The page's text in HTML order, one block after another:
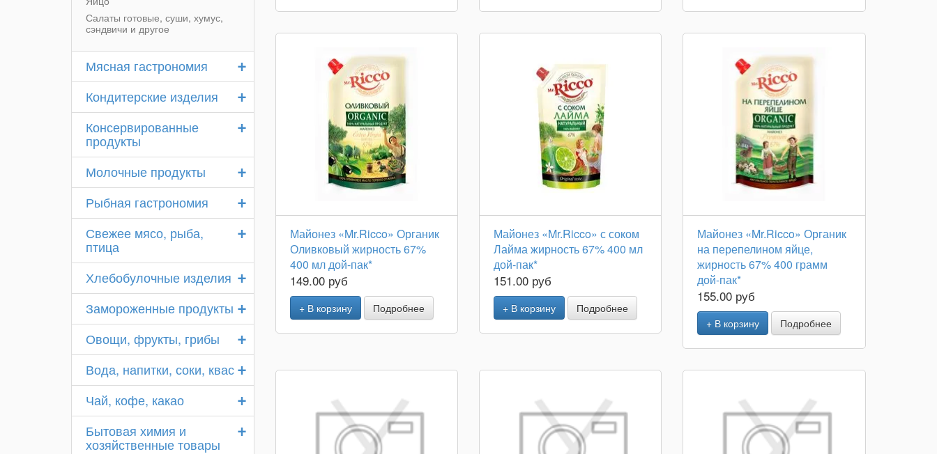
Майонез «Mr.Ricco» Органик
Оливковый жирность 67%
400 мл дой-пак*
149.00 руб
+ В корзину Подробнее
Майонез «Mr.Ricco» с соком
Лайма жирность 67% 400 мл
дой-пак*
151.00 руб
+ В корзину Подробнее
Майонез «Mr.Ricco» Органик
на перепелином яйце,
жирность 67% 400 грамм
дой-пак*
155.00 руб
+ В корзину Подробнее
Салаты готовые, суши, хумус,
сэндвичи и другое
+
Мясная гастрономия
+
Кондитерские изделия
+
Консервированные
продукты
+
Молочные продукты
+
Рыбная гастрономия
+
Свежее мясо, рыба,
птица
+
Хлебобулочные изделия
+
Замороженные продукты
+
Овощи, фрукты, грибы
+
Вода, напитки, соки, квас
+
Чай, кофе, какао
+
Бытовая химия и
хозяйственные товары